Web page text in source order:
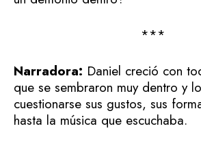
***
Narradora: Daniel creció con
que se sembraron muy dentro y
cuestionarse sus gustos, sus
hasta la música que escuchaba.